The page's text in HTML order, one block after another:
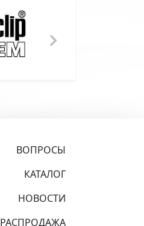
ВОПРОСЫ
КАТАЛОГ
НОВОСТИ
РАСПРОДАЖА